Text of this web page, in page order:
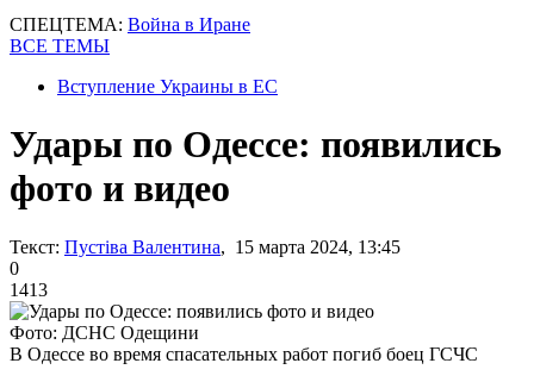
СПЕЦТЕМА: Война в Иране
ВСЕ ТЕМЫ
Вступление Украины в ЕС
Удары по Одессе: появились
фото и видео
Текст: Пустіва Валентина, 15 марта 2024, 13:45
0
1413
Фото: ДСНС Одещини
В Одессе во время спасательных работ погиб боец ГСЧС